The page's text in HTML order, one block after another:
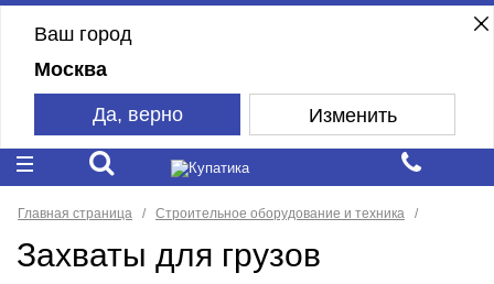
Ваш город
Москва
Да, верно Изменить
Главная страница Строительное оборудование и техника
Захваты для грузов